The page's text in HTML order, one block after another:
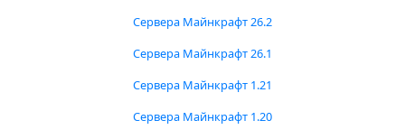
Сервера Майнкрафт 26.2
Сервера Майнкрафт 26.1
Сервера Майнкрафт 1.21
Сервера Майнкрафт 1.20